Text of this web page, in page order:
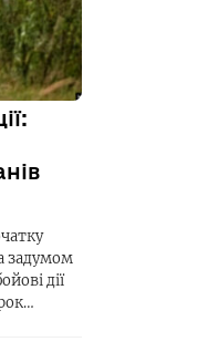
задумом
дії